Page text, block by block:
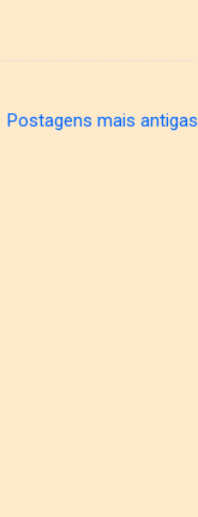
Postagens mais antigas